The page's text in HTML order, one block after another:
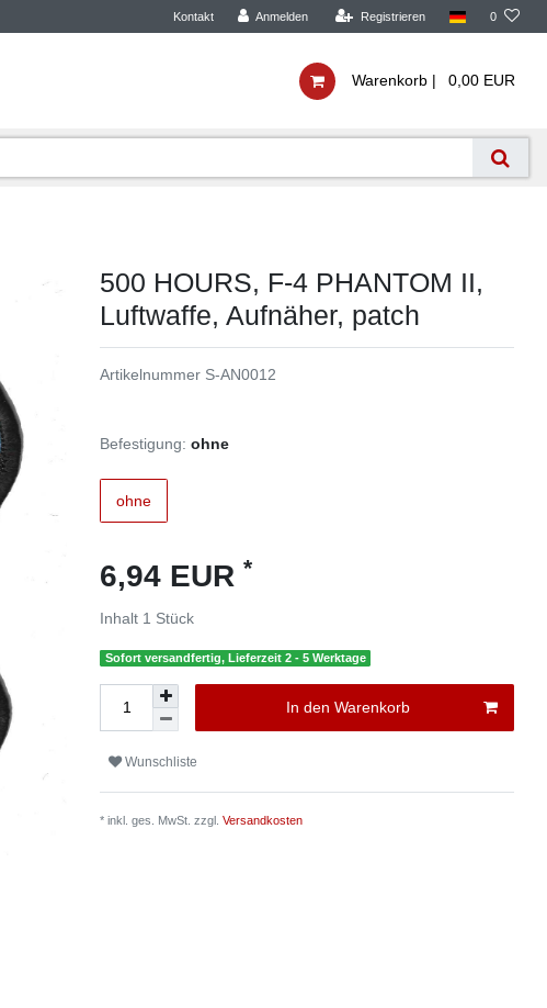
Kontakt Anmelden Registrieren 0
Warenkorb | 0,00 EUR
500 HOURS, F-4 PHANTOM II,
Luftwaffe, Aufnäher, patch
Artikelnummer S-AN0012
Befestigung: ohne
ohne
6,94 EUR *
Inhalt 1 Stück
Sofort versandfertig, Lieferzeit 2 - 5 Werktage
In den Warenkorb
Wunschliste
* inkl. ges. MwSt. zzgl.Versandkosten